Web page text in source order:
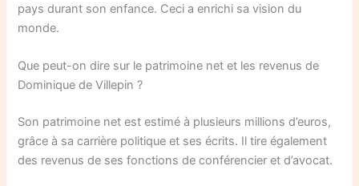
pays durant son enfance. Ceci a enrichi sa vision du
monde.
Que peut-on dire sur le patrimoine net et les revenus de
Dominique de Villepin ?
Son patrimoine net est estimé à plusieurs millions d’euros,
grâce à sa carrière politique et ses écrits. Il tire également
des revenus de ses fonctions de conférencier et d’avocat.